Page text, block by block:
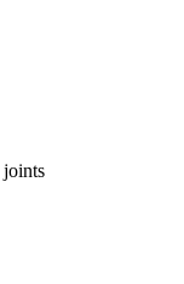
joints